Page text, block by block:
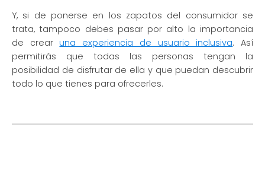
Y, si de ponerse en los zapatos del consumidor se
trata, tampoco debes pasar por alto la importancia
de crearuna experiencia de usuario inclusiva. Así
permitirás que todas las personas tengan la
posibilidad de disfrutar de ella y que puedan descubrir
todo lo que tienes para ofrecerles.